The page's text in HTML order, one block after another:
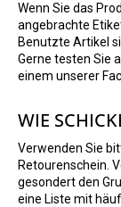
Wenn Sie das
angebrachte
Benutzte Artikel
Gerne testen Sie
einem unserer
WIE
Verwenden Sie
Retourenschein.
gesondert den
eine Liste mit